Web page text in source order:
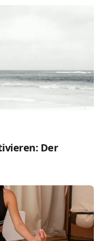
ehrliche Guide 2026
Der
Guide 2026